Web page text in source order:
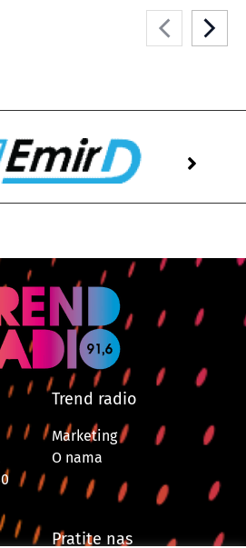
Trend radio
Marketing
O nama
Pratite nas